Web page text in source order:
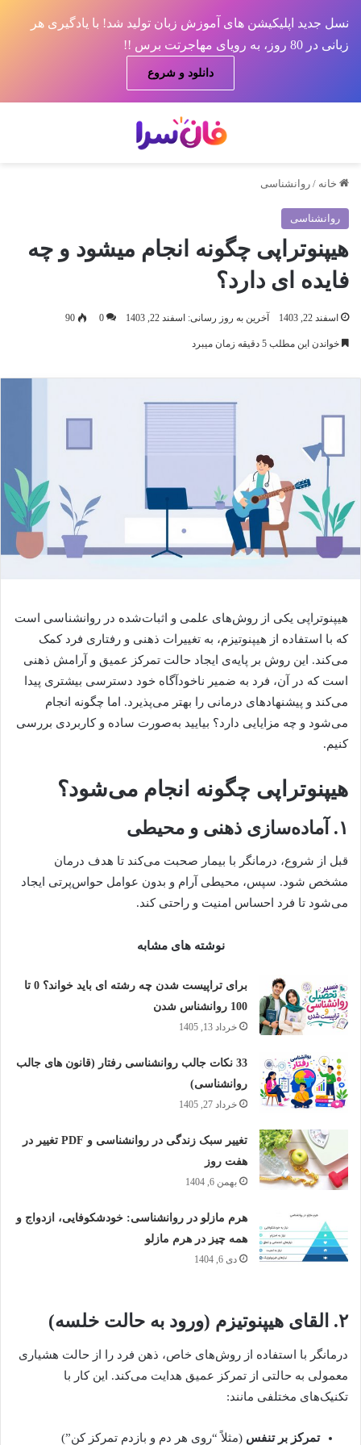
نسل جدید اپلیکیشن های آموزش زبان تولید شد! با یادگیری هر
زبانی در 80 روز، به رویای مهاجرتت برس !!
دانلود و شروع
خانه / روانشناسی
روانشناسی
هیپنوتراپی چگونه انجام میشود و چه
فایده ای دارد؟
اسفند 22, 1403 آخرین به روز رسانی: اسفند 22, 1403 0
90
خواندن این مطلب 5 دقیقه زمان میبرد
هیپنوتراپی یکی از روش‌های علمی و اثبات‌شده در روانشناسی است
که با استفاده از هیپنوتیزم، به تغییرات ذهنی و رفتاری فرد کمک
می‌کند. این روش بر پایه‌ی ایجاد حالت تمرکز عمیق و آرامش ذهنی
است که در آن، فرد به ضمیر ناخودآگاه خود دسترسی بیشتری پیدا
می‌کند و پیشنهادهای درمانی را بهتر می‌پذیرد. اما چگونه انجام
می‌شود و چه مزایایی دارد؟ بیایید به‌صورت ساده و کاربردی بررسی
کنیم.
هیپنوتراپی چگونه انجام می‌شود؟
۱. آماده‌سازی ذهنی و محیطی
قبل از شروع، درمانگر با بیمار صحبت می‌کند تا هدف درمان
مشخص شود. سپس، محیطی آرام و بدون عوامل حواس‌پرتی ایجاد
می‌شود تا فرد احساس امنیت و راحتی کند.
نوشته های مشابه
برای تراپیست شدن چه رشته ای باید خواند؟ 0 تا
100 روانشناس شدن
خرداد 13, 1405
33 نکات جالب روانشناسی رفتار (قانون های جالب
روانشناسی)
خرداد 27, 1405
تغییر سبک زندگی در روانشناسی و PDF تغییر در
هفت روز
بهمن 6, 1404
هرم مازلو در روانشناسی: خودشکوفایی، ازدواج و
همه چیز در هرم مازلو
دی 6, 1404
۲. القای هیپنوتیزم (ورود به حالت خلسه)
درمانگر با استفاده از روش‌های خاص، ذهن فرد را از حالت هشیاری
معمولی به حالتی از تمرکز عمیق هدایت می‌کند. این کار با
تکنیک‌های مختلفی مانند:
تمرکز بر تنفس (مثلاً “روی هر دم و بازدم تمرکز کن”)